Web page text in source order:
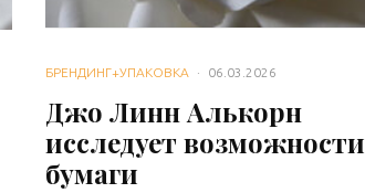
БРЕНДИНГ+УПАКОВКА · 06.03.2026
Джо Линн Алькорн
исследует возможности
бумаги